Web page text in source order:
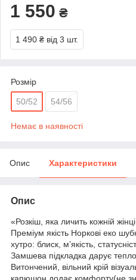
1 550 ₴
1 490 ₴ від 3 шт.
Розмір
50/52 54/56
Немає в наявності
Опис Характеристики
Опис
«Розкіш, яка личить кожній
Преміум якість Норкові еко
хутро: блиск, м’якість,
Замшева підкладка дарує
Витончений, вільний крій
капюшон додає комфорту(не